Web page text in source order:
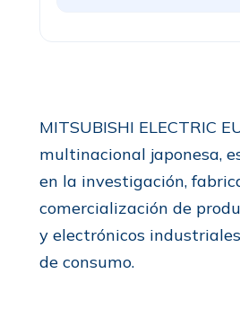
MITSUBISHI ELECTRIC
multinacional japonesa,
en la investigación,
comercialización de
y electrónicos
de consumo.